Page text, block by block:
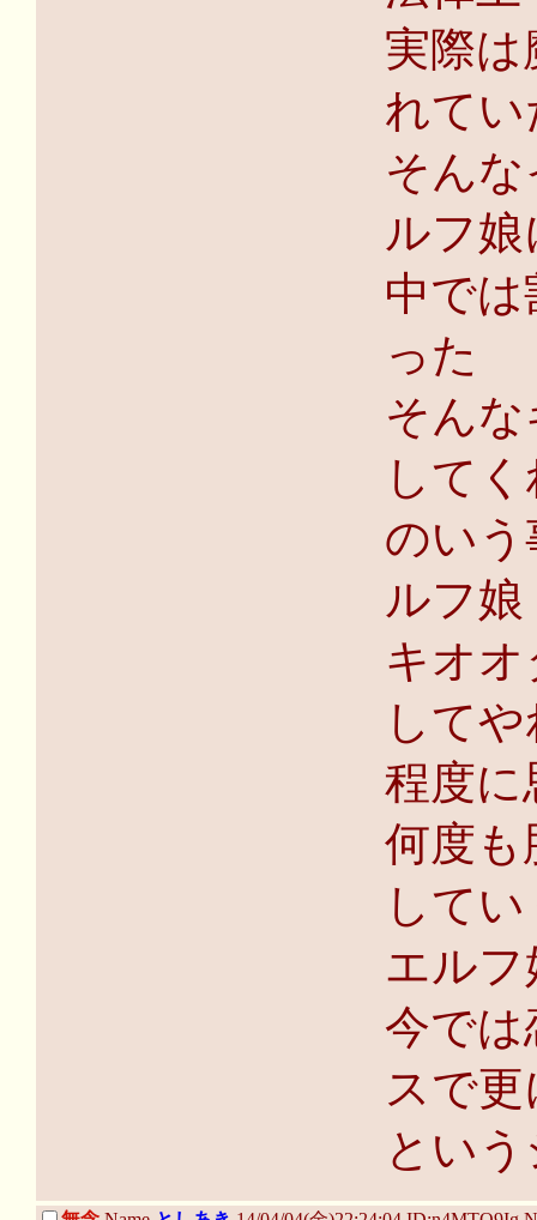
実際は
れてい
そん
ルフ
中で
った
そん
して
のい
ルフ娘
キオ
して
程度に
何度も
して
エル
今で
スで
とい